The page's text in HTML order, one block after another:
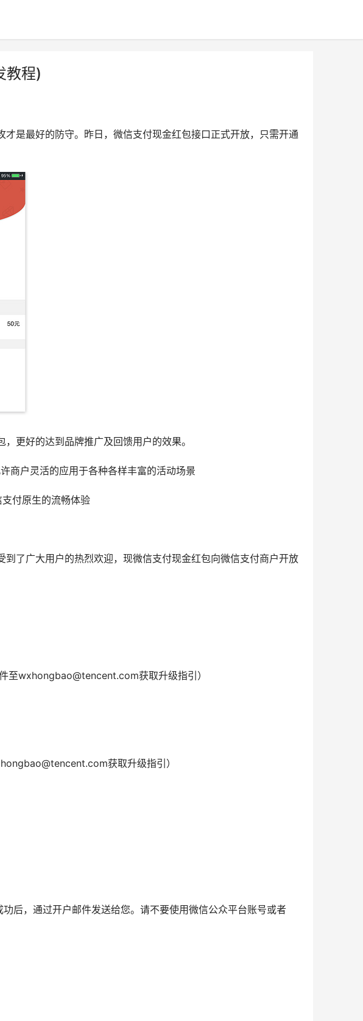
教程)
是最好的防守。昨日，微信支付现金红包接口正式开放，只需开通
更好的达到品牌推广及回馈用户的效果。
户灵活的应用于各种各样丰富的活动场景
付原生的流畅体验
了广大用户的热烈欢迎，现微信支付现金红包向微信支付商户开放
wxhongbao@tencent.com获取升级指引）
获取升级指引）
，通过开户邮件发送给您。请不要使用微信公众平台账号或者